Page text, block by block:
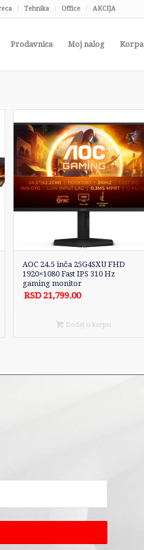
Tehnika Office AKCIJA
Prodavnica Moj nalog Korpa
AOC 24.5 inča 25G4SXU FHD
1920×1080 Fast IPS 310 Hz
gaming monitor
RSD 21,799.00
Dodaj u korpu